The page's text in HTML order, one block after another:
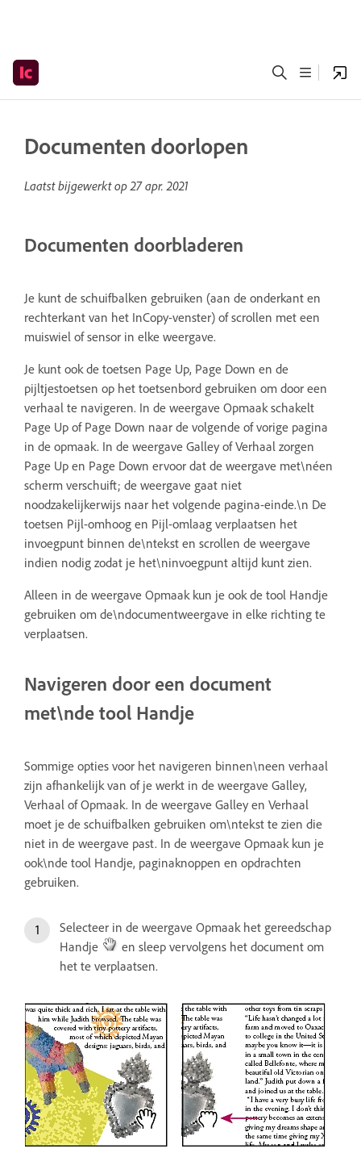
Documenten doorlopen
Laatst bijgewerkt op27 apr. 2021
Documenten doorbladeren
Je kunt de schuifbalken gebruiken (aan de onderkant en
rechterkant van het InCopy-venster) of scrollen met een
muiswiel of sensor in elke weergave.
Je kunt ook de toetsen Page Up, Page Down en de
pijltjestoetsen op het toetsenbord gebruiken om door een
verhaal te navigeren. In de weergave Opmaak schakelt
Page Up of Page Down naar de volgende of vorige pagina
in de opmaak. In de weergave Galley of Verhaal zorgen
Page Up en Page Down ervoor dat de weergave met\néen
scherm verschuift; de weergave gaat niet
noodzakelijkerwijs naar het volgende pagina-einde.\n De
toetsen Pijl-omhoog en Pijl-omlaag verplaatsen het
invoegpunt binnen de\ntekst en scrollen de weergave
indien nodig zodat je het\ninvoegpunt altijd kunt zien.
Alleen in de weergave Opmaak kun je ook de tool Handje
gebruiken om de\ndocumentweergave in elke richting te
verplaatsen.
Navigeren door een document
met\nde tool Handje
Sommige opties voor het navigeren binnen\neen verhaal
zijn afhankelijk van of je werkt in de weergave Galley,
Verhaal of Opmaak. In de weergave Galley en Verhaal
moet je de schuifbalken gebruiken om\ntekst te zien die
niet in de weergave past. In de weergave Opmaak kun je
ook\nde tool Handje, paginaknoppen en opdrachten
gebruiken.
Selecteer in de weergave Opmaak het gereedschap
Handje
en sleep vervolgens het document om
het te verplaatsen.